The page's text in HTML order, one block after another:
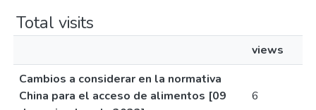
Total visits
views
Cambios a considerar en la normativa
China para el acceso de alimentos [09
6